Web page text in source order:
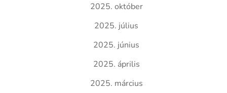
2025. október
2025. július
2025. június
2025. április
2025. március